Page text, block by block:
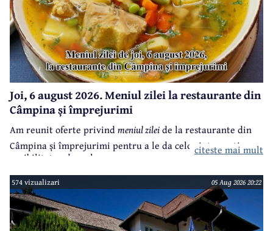
Joi, 6 august 2026. Meniul zilei la restaurante din
Câmpina și împrejurimi
Am reunit oferte privindmeniul zileide la restaurante din
Câmpina și împrejurimi pentru a le da celor interesați
posibilitatea de a alege.
citeste mai mult
574 vizualizari 05 Aug 2026 20:22